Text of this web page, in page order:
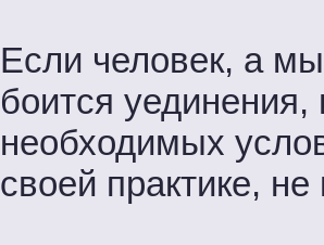
Если человек, а
боится уединения,
необходимых
своей практике,